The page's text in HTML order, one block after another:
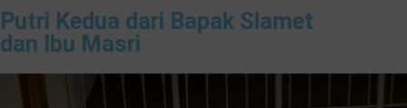
Putri Kedua dari Bapak Slamet
dan Ibu Masri